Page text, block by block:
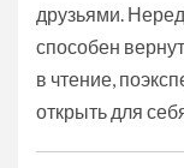
друзьями.
способен
в чтение,
открыть для